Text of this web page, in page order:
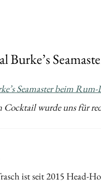
Burke’s
Seamaster beim
wurde uns für
ist seit 2015 Head-